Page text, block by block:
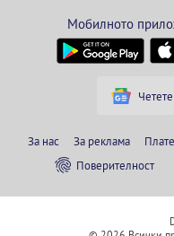
Мобилното
За нас За реклама
Поверителност